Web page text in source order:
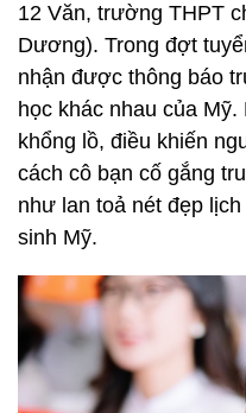
12 Văn, trường THPT
Dương). Trong đợt
nhận được thông báo
học khác nhau của Mỹ.
khổng lồ, điều khiến
cách cô bạn cố gắng
như lan toả nét đẹp
sinh Mỹ.